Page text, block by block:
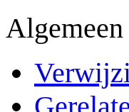
Algemeen